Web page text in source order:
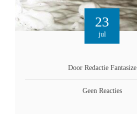
23
jul
Door Redactie Fantasize
Geen Reacties